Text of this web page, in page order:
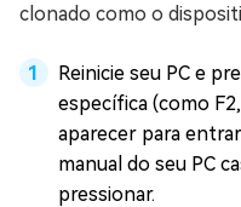
clonado como o
Reinicie seu PC e
específica (como
aparecer para
manual do seu PC
pressionar.